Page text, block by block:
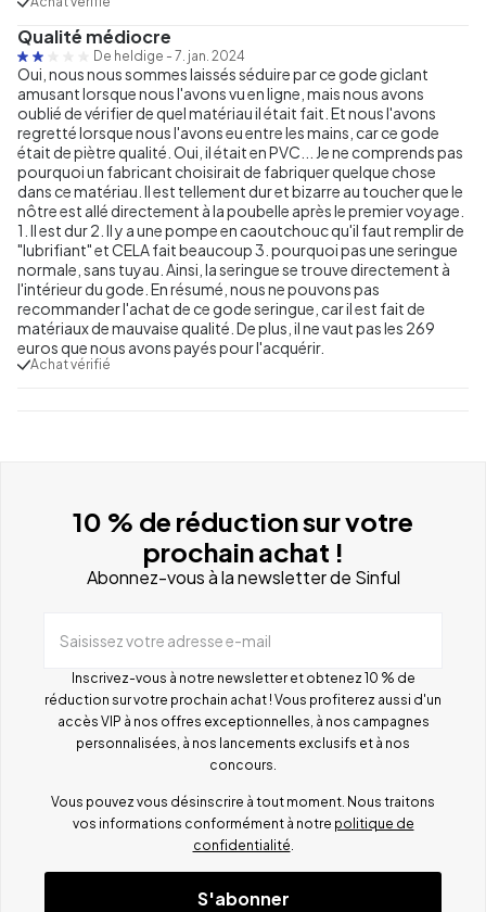
Qualité médiocre
De heldige - 7. jan. 2024
Oui, nous nous sommes laissés séduire par ce gode giclant
amusant lorsque nous l'avons vu en ligne, mais nous avons
oublié de vérifier de quel matériau il était fait. Et nous l'avons
regretté lorsque nous l'avons eu entre les mains, car ce gode
était de piètre qualité. Oui, il était en PVC... Je ne comprends pas
pourquoi un fabricant choisirait de fabriquer quelque chose
dans ce matériau. Il est tellement dur et bizarre au toucher que le
nôtre est allé directement à la poubelle après le premier voyage.
1. Il est dur 2. Il y a une pompe en caoutchouc qu'il faut remplir de
"lubrifiant" et CELA fait beaucoup 3. pourquoi pas une seringue
normale, sans tuyau. Ainsi, la seringue se trouve directement à
l'intérieur du gode. En résumé, nous ne pouvons pas
recommander l'achat de ce gode seringue, car il est fait de
matériaux de mauvaise qualité. De plus, il ne vaut pas les 269
euros que nous avons payés pour l'acquérir.
Achat vérifié
10 % de réduction sur votre
prochain achat !
Abonnez-vous à la newsletter de Sinful
Saisissez votre adresse e-mail
Inscrivez-vous à notre newsletter et obtenez 10 % de
réduction sur votre prochain achat ! Vous profiterez aussi d'un
accès VIP à nos offres exceptionnelles, à nos campagnes
personnalisées, à nos lancements exclusifs et à nos
concours.
Vous pouvez vous désinscrire à tout moment. Nous traitons
vos informations conformément à notre politique de
confidentialité
S'abonner